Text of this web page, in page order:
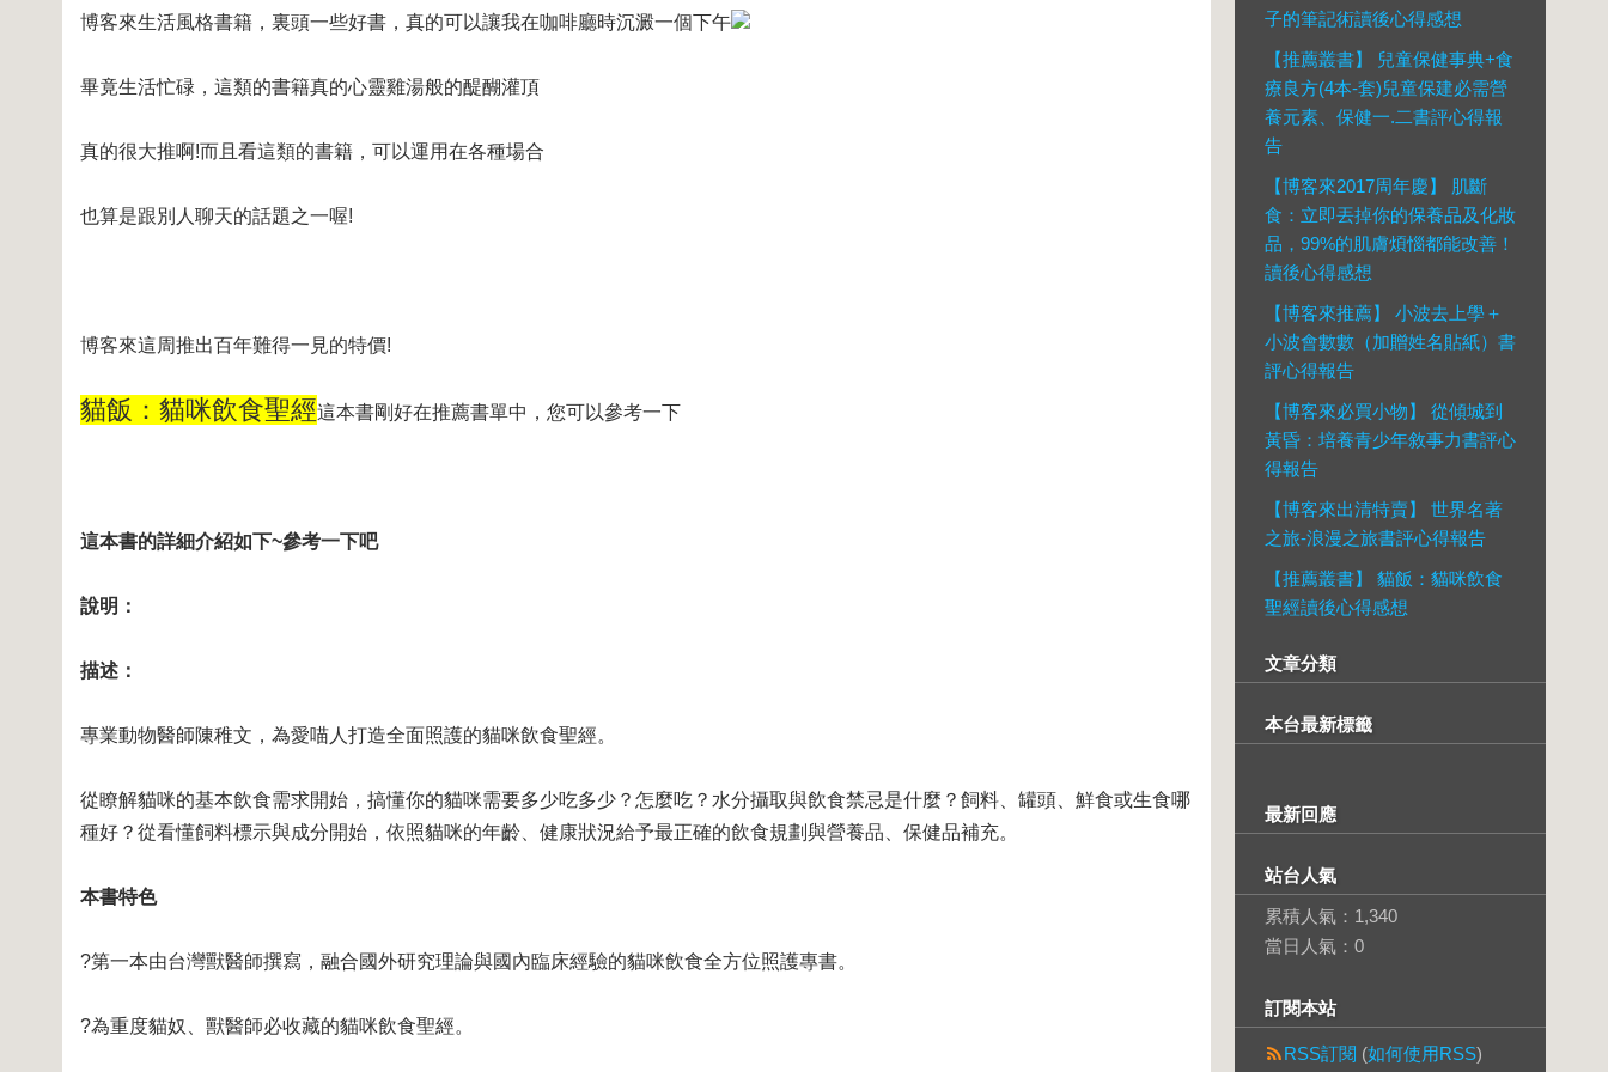
博客來生活風格書籍，裏頭一些好書，真的可以讓我在咖啡廳時沉澱一個下午
畢竟生活忙碌，這類的書籍真的心靈雞湯般的醍醐灌頂
真的很大推啊!而且看這類的書籍，可以運用在各種場合
也算是跟別人聊天的話題之一喔!
博客來這周推出百年難得一見的特價!
貓飯：貓咪飲食聖經這本書剛好在推薦書單中，您可以參考一下
這本書的詳細介紹如下~參考一下吧
說明：
描述：
專業動物醫師陳稚文，為愛喵人打造全面照護的貓咪飲食聖經。
從瞭解貓咪的基本飲食需求開始，搞懂你的貓咪需要多少吃多少？怎麼吃？水分攝取與飲食禁忌是什麼？飼料、罐頭、鮮食或生食哪
種好？從看懂飼料標示與成分開始，依照貓咪的年齡、健康狀況給予最正確的飲食規劃與營養品、保健品補充。
本書特色
?第一本由台灣獸醫師撰寫，融合國外研究理論與國內臨床經驗的貓咪飲食全方位照護專書。
?為重度貓奴、獸醫師必收藏的貓咪飲食聖經。
子的筆記術讀後心得感想
【推薦叢書】 兒童保健事典+食
療良方(4本-套)兒童保建必需營
養元素、保健一.二書評心得報
告
【博客來2017周年慶】 肌斷
食：立即丟掉你的保養品及化妝
品，99%的肌膚煩惱都能改善！
讀後心得感想
【博客來推薦】 小波去上學＋
小波會數數（加贈姓名貼紙）書
評心得報告
【博客來必買小物】 從傾城到
黃昏：培養青少年敘事力書評心
得報告
【博客來出清特賣】 世界名著
之旅-浪漫之旅書評心得報告
【推薦叢書】 貓飯：貓咪飲食
聖經讀後心得感想
文章分類
本台最新標籤
最新回應
站台人氣
累積人氣： 1,340
當日人氣： 0
訂閱本站
RSS訂閱 (如何使用RSS)